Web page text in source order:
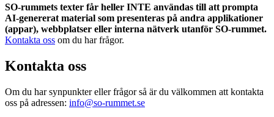
SO-rummets texter får heller INTE användas till att prompta
AI-genererat material som presenteras på andra applikationer
(appar), webbplatser eller interna nätverk utanför SO-rummet.
Kontakta oss om du har frågor.
Kontakta oss
Om du har synpunkter eller frågor så är du välkommen att kontakta
oss på adressen: info@so-rummet.se